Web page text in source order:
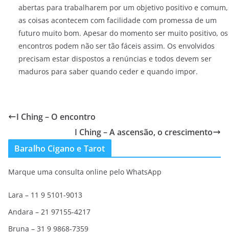
abertas para trabalharem por um objetivo positivo e comum,
as coisas acontecem com facilidade com promessa de um
futuro muito bom. Apesar do momento ser muito positivo, os
encontros podem não ser tão fáceis assim. Os envolvidos
precisam estar dispostos a renúncias e todos devem ser
maduros para saber quando ceder e quando impor.
I Ching – O encontro
I Ching – A ascensão, o crescimento
Baralho Cigano e Tarot
Marque uma consulta online pelo WhatsApp
Lara – 11 9 5101-9013
Andara – 21 97155-4217
Bruna – 31 9 9868-7359